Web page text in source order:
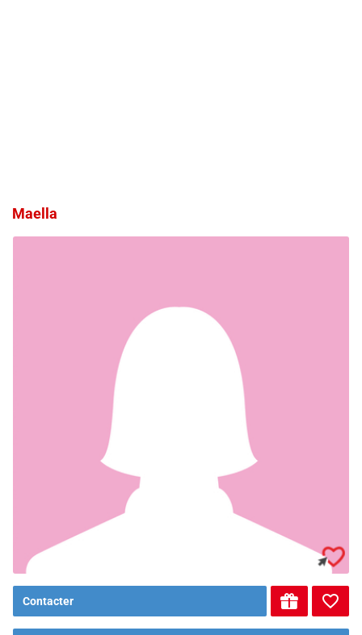
Maella
Contacter